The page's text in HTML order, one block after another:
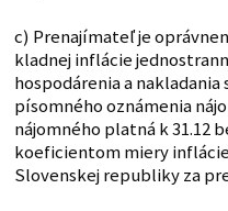
c) Prenajímateľ je
kladnej inflácie
hospodárenia a
písomného oznámenia
nájomného platná k 31.12
koeficientom miery
Slovenskej republiky za